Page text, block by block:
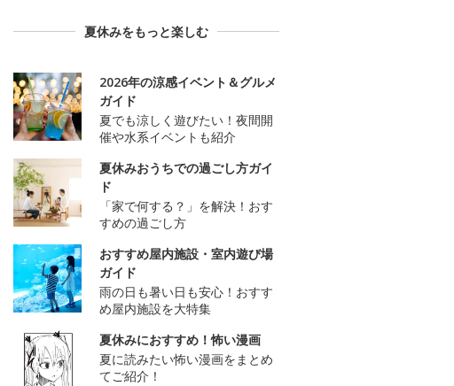
夏休みをもっと楽しむ
2026年の涼感イベント＆グルメ
ガイド
夏でも涼しく遊びたい！夜間開
催や水系イベントも紹介
夏休みおうちでの過ごし方ガイ
ド
「家で何する？」を解決！おす
すめの過ごし方
おすすめ屋内施設・室内遊び場
ガイド
雨の日も暑い日も安心！おすす
め屋内施設を大特集
夏休みにおすすめ！怖い漫画
夏に読みたい怖い漫画をまとめ
てご紹介！